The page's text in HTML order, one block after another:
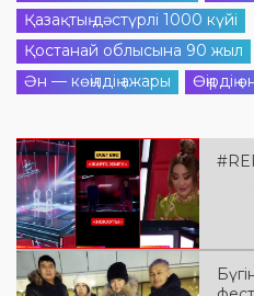
Қазақтың дәстүрлі 1000 күйі
Қостанай облысына 90 жыл
Ән — көңілдің ажары
Өңірдің